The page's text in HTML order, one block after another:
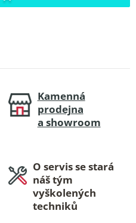
Kamenná
prodejna
a showroom
O servis se stará
náš tým
vyškolených
techniků